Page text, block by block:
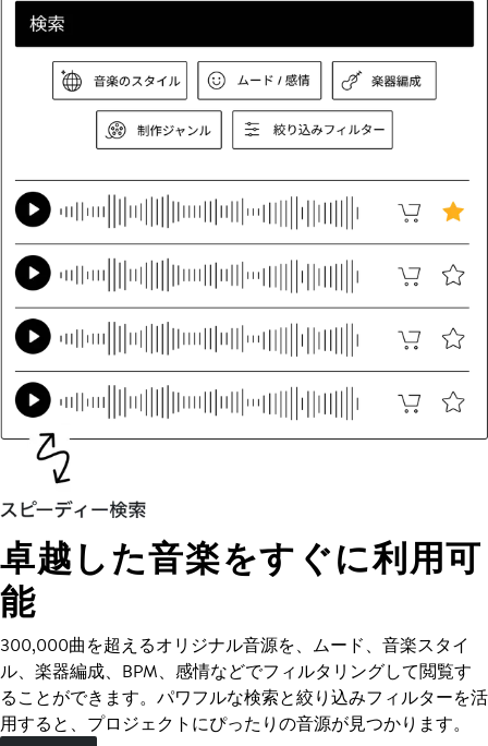
卓越した音楽をすぐに利用可
能
300,000曲を超えるオリジナル音源を、ムード、音楽スタイ
ル、楽器編成、BPM、感情などでフィルタリングして閲覧す
ることができます。パワフルな検索と絞り込みフィルターを活
用すると、プロジェクトにぴったりの音源が見つかります。